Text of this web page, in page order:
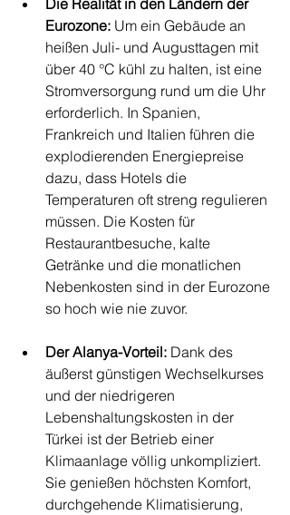
Eurozone: Um ein Gebäude an
heißen Juli- und Augusttagen mit
über 40 °C kühl zu halten, ist eine
Stromversorgung rund um die Uhr
erforderlich. In Spanien,
Frankreich und Italien führen die
explodierenden Energiepreise
dazu, dass Hotels die
Temperaturen oft streng regulieren
müssen. Die Kosten für
Restaurantbesuche, kalte
Getränke und die monatlichen
Nebenkosten sind in der Eurozone
so hoch wie nie zuvor.
Der Alanya-Vorteil: Dank des
äußerst günstigen Wechselkurses
und der niedrigeren
Lebenshaltungskosten in der
Türkei ist der Betrieb einer
Klimaanlage völlig unkompliziert.
Sie genießen höchsten Komfort,
durchgehende Klimatisierung,